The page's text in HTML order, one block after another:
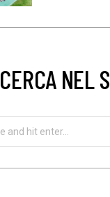
CERCA NEL